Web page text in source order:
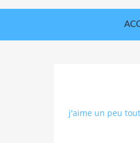
j'aime un peu